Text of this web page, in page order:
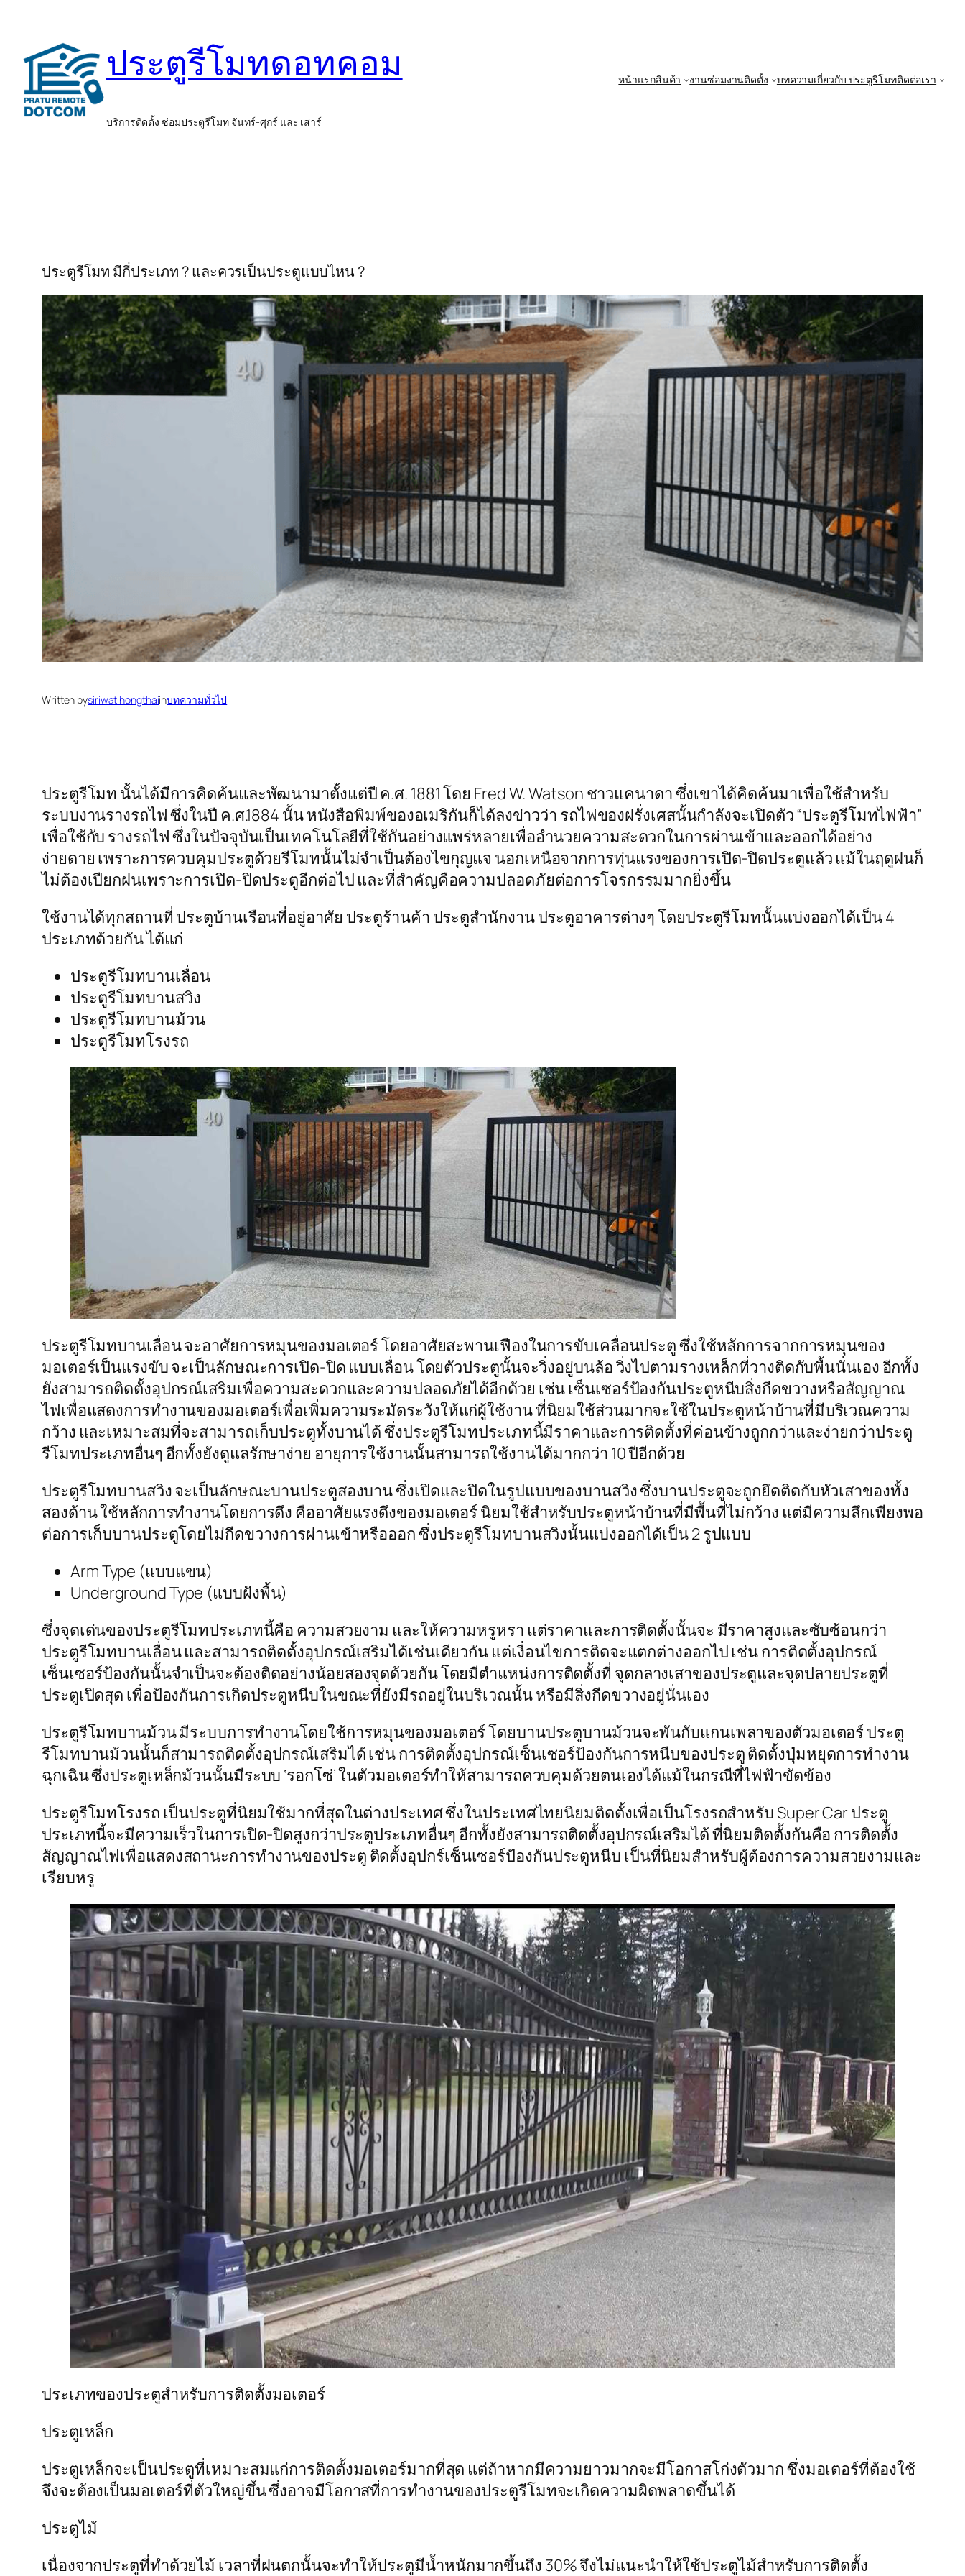
เนื้อหา
ประตูรีโมทดอทคอม
บริการติดตั้ง ซ่อมประตูรีโมท จันทร์-ศุกร์ และ เสาร์
หน้าแรกสินค้า งานซ่อมงานติดตั้ง บทความเกี่ยวกับ ประตูรีโมทติดต่อเรา
ประตูรีโมท มีกี่ประเภท ? และควรเป็นประตูแบบไหน ?
Written bysiriwat hongthaiinบทความทั่วไป
ประตูรีโมท นั้นได้มีการคิดค้นและพัฒนามาตั้งแต่ปี ค.ศ. 1881 โดย Fred W. Watson ชาวแคนาดา ซึ่งเขาได้คิดค้นมาเพื่อใช้สำหรับ
ระบบงานรางรถไฟ ซึ่งในปี ค.ศ.1884 นั้น หนังสือพิมพ์ของอเมริกันก็ได้ลงข่าวว่า รถไฟของฝรั่งเศสนั้นกำลังจะเปิดตัว “ประตูรีโมทไฟฟ้า”
เพื่อใช้กับ รางรถไฟ ซึ่งในปัจจุบันเป็นเทคโนโลยีที่ใช้กันอย่างแพร่หลายเพื่ออำนวยความสะดวกในการผ่านเข้าและออกได้อย่าง
ง่ายดาย เพราะการควบคุมประตูด้วยรีโมทนั้นไม่จำเป็นต้องไขกุญแจ นอกเหนือจากการทุ่นแรงของการเปิด-ปิดประตูแล้ว แม้ในฤดูฝนก็
ไม่ต้องเปียกฝนเพราะการเปิด-ปิดประตูอีกต่อไป และที่สำคัญคือความปลอดภัยต่อการโจรกรรมมากยิ่งขึ้น
ใช้งานได้ทุกสถานที่ ประตูบ้านเรือนที่อยู่อาศัย ประตูร้านค้า ประตูสำนักงาน ประตูอาคารต่างๆ โดยประตูรีโมทนั้นแบ่งออกได้เป็น 4
ประเภทด้วยกัน ได้แก่
ประตูรีโมทบานเลื่อน
ประตูรีโมทบานสวิง
ประตูรีโมทบานม้วน
ประตูรีโมทโรงรถ
ประตูรีโมทบานเลื่อน จะอาศัยการหมุนของมอเตอร์ โดยอาศัยสะพานเฟืองในการขับเคลื่อนประตู ซึ่งใช้หลักการจากการหมุนของ
มอเตอร์เป็นแรงขับ จะเป็นลักษณะการเปิด-ปิด แบบเลื่อน โดยตัวประตูนั้นจะวิ่งอยู่บนล้อ วิ่งไปตามรางเหล็กที่วางติดกับพื้นนั่นเอง อีกทั้ง
ยังสามารถติดตั้งอุปกรณ์เสริมเพื่อความสะดวกและความปลอดภัยได้อีกด้วย เช่น เซ็นเซอร์ป้องกันประตูหนีบสิ่งกีดขวางหรือสัญญาณ
ไฟเพื่อแสดงการทำงานของมอเตอร์เพื่อเพิ่มความระมัดระวังให้แก่ผู้ใช้งาน ที่นิยมใช้ส่วนมากจะใช้ในประตูหน้าบ้านที่มีบริเวณความ
กว้าง และเหมาะสมที่จะสามารถเก็บประตูทั้งบานได้ ซึ่งประตูรีโมทประเภทนี้มีราคาและการติดตั้งที่ค่อนข้างถูกกว่าและง่ายกว่าประตู
รีโมทประเภทอื่นๆ อีกทั้งยังดูแลรักษาง่าย อายุการใช้งานนั้นสามารถใช้งานได้มากกว่า 10 ปีอีกด้วย
ประตูรีโมทบานสวิง จะเป็นลักษณะบานประตูสองบาน ซึ่งเปิดและปิดในรูปแบบของบานสวิง ซึ่งบานประตูจะถูกยึดติดกับหัวเสาของทั้ง
สองด้าน ใช้หลักการทำงานโดยการดึง คืออาศัยแรงดึงของมอเตอร์ นิยมใช้สำหรับประตูหน้าบ้านที่มีพื้นที่ไม่กว้าง แต่มีความลึกเพียงพอ
ต่อการเก็บบานประตูโดยไม่กีดขวางการผ่านเข้าหรือออก ซึ่งประตูรีโมทบานสวิงนั้นแบ่งออกได้เป็น 2 รูปแบบ
Arm Type (แบบแขน)
Underground Type (แบบฝังพื้น)
ซึ่งจุดเด่นของประตูรีโมทประเภทนี้คือ ความสวยงาม และให้ความหรูหรา แต่ราคาและการติดตั้งนั้นจะ มีราคาสูงและซับซ้อนกว่า
ประตูรีโมทบานเลื่อน และสามารถติดตั้งอุปกรณ์เสริมได้เช่นเดียวกัน แต่เงื่อนไขการติดจะแตกต่างออกไป เช่น การติดตั้งอุปกรณ์
เซ็นเซอร์ป้องกันนั้นจำเป็นจะต้องติดอย่างน้อยสองจุดด้วยกัน โดยมีตำแหน่งการติดตั้งที่ จุดกลางเสาของประตูและจุดปลายประตูที่
ประตูเปิดสุด เพื่อป้องกันการเกิดประตูหนีบในขณะที่ยังมีรถอยู่ในบริเวณนั้น หรือมีสิ่งกีดขวางอยู่นั่นเอง
ประตูรีโมทบานม้วน มีระบบการทำงานโดยใช้การหมุนของมอเตอร์ โดยบานประตูบานม้วนจะพันกับแกนเพลาของตัวมอเตอร์ ประตู
รีโมทบานม้วนนั้นก็สามารถติดตั้งอุปกรณ์เสริมได้ เช่น การติดตั้งอุปกรณ์เซ็นเซอร์ป้องกันการหนีบของประตู ติดตั้งปุ่มหยุดการทำงาน
ฉุกเฉิน ซึ่งประตูเหล็กม้วนนั้นมีระบบ ‘รอกโซ่’ ในตัวมอเตอร์ทำให้สามารถควบคุมด้วยตนเองได้แม้ในกรณีที่ไฟฟ้าขัดข้อง
ประตูรีโมทโรงรถ เป็นประตูที่นิยมใช้มากที่สุดในต่างประเทศ ซึ่งในประเทศไทยนิยมติดตั้งเพื่อเป็นโรงรถสำหรับ Super Car ประตู
ประเภทนี้จะมีความเร็วในการเปิด-ปิดสูงกว่าประตูประเภทอื่นๆ อีกทั้งยังสามารถติดตั้งอุปกรณ์เสริมได้ ที่นิยมติดตั้งกันคือ การติดตั้ง
สัญญาณไฟเพื่อแสดงสถานะการทำงานของประตู ติดตั้งอุปกร์เซ็นเซอร์ป้องกันประตูหนีบ เป็นที่นิยมสำหรับผู้ต้องการความสวยงามและ
เรียบหรู
ประเภทของประตูสำหรับการติดตั้งมอเตอร์
ประตูเหล็ก
ประตูเหล็กจะเป็นประตูที่เหมาะสมแก่การติดตั้งมอเตอร์มากที่สุด แต่ถ้าหากมีความยาวมากจะมีโอกาสโก่งตัวมาก ซึ่งมอเตอร์ที่ต้องใช้
จึงจะต้องเป็นมอเตอร์ที่ตัวใหญ่ขึ้น ซึ่งอาจมีโอกาสที่การทำงานของประตูรีโมทจะเกิดความผิดพลาดขึ้นได้
ประตูไม้
เนื่องจากประตูที่ทำด้วยไม้ เวลาที่ฝนตกนั้นจะทำให้ประตูมีน้ำหนักมากขึ้นถึง 30% จึงไม่แนะนำให้ใช้ประตูไม้สำหรับการติดตั้ง